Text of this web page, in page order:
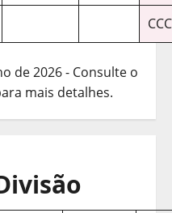
de 2026 - Consulte o
mais detalhes.